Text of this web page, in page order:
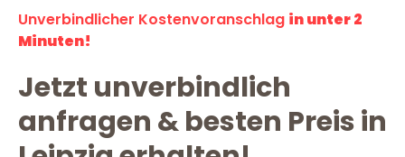
Unverbindlicher Kostenvoranschlag in unter 2
Minuten!
Jetzt unverbindlich
anfragen & besten Preis in